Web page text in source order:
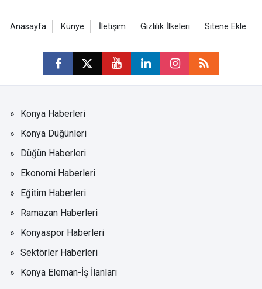
Anasayfa Künye İletişim Gizlilik İlkeleri Sitene Ekle
Konya Haberleri
Konya Düğünleri
Düğün Haberleri
Ekonomi Haberleri
Eğitim Haberleri
Ramazan Haberleri
Konyaspor Haberleri
Sektörler Haberleri
Konya Eleman-İş İlanları